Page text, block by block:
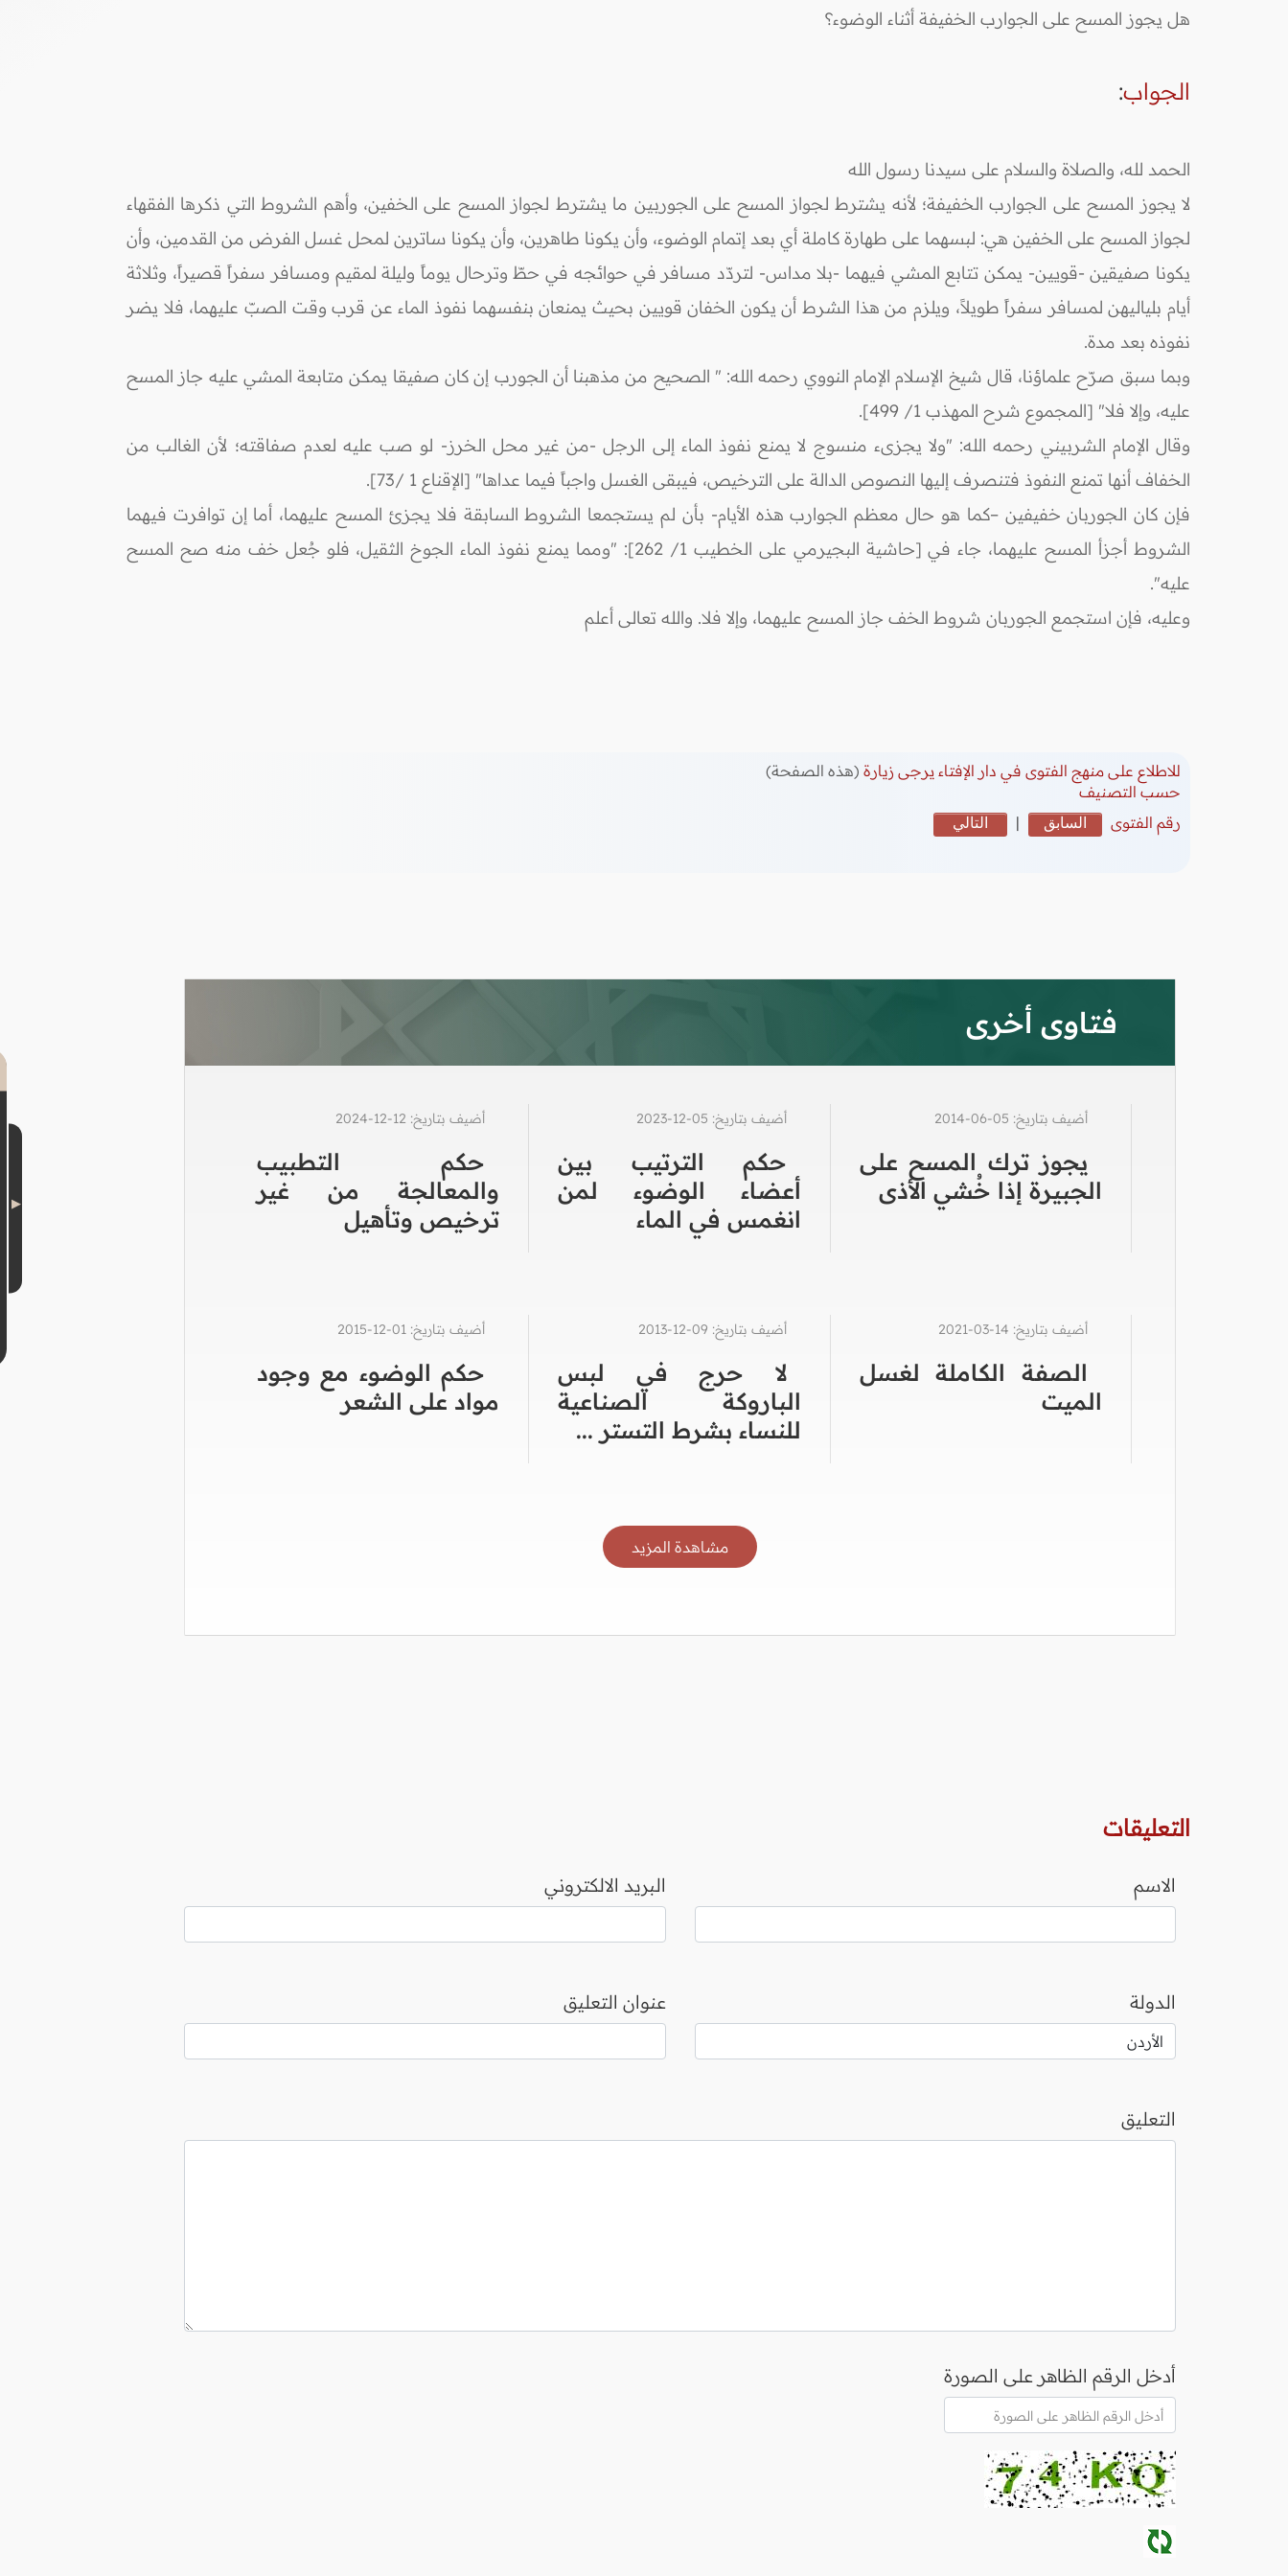
هل يجوز المسح على الجوارب الخفيفة أثناء الوضوء؟
الجواب:
الحمد لله، والصلاة والسلام على سيدنا رسول الله
لا يجوز المسح على الجوارب الخفيفة؛ لأنه يشترط لجواز المسح على الجوربين ما يشترط لجواز المسح على الخفين، وأهم الشروط التي ذكرها الفقهاء
لجواز المسح على الخفين هي: لبسهما على طهارة كاملة أي بعد إتمام الوضوء، وأن يكونا طاهرين، وأن يكونا ساترين لمحل غسل الفرض من القدمين، وأن
يكونا صفيقين -قويين- يمكن تتابع المشي فيهما -بلا مداس- لتردّد مسافر في حوائجه في حطّ وترحال يوماً وليلة لمقيم ومسافر سفراً قصيراً، وثلاثة
أيام بلياليهن لمسافر سفراً طويلاً، ويلزم من هذا الشرط أن يكون الخفان قويين بحيث يمنعان بنفسهما نفوذ الماء عن قرب وقت الصبّ عليهما، فلا يضر
نفوذه بعد مدة.
وبما سبق صرّح علماؤنا، قال شيخ الإسلام الإمام النووي رحمه الله: " الصحيح من مذهبنا أن الجورب إن كان صفيقا يمكن متابعة المشي عليه جاز المسح
عليه، وإلا فلا" [المجموع شرح المهذب 1/ 499].
وقال الإمام الشربيني رحمه الله: "ولا يجزىء منسوج لا يمنع نفوذ الماء إلى الرجل -من غير محل الخرز- لو صب عليه لعدم صفاقته؛ لأن الغالب من
الخفاف أنها تمنع النفوذ فتنصرف إليها النصوص الدالة على الترخيص، فيبقى الغسل واجباً فيما عداها" [الإقناع 1 /73].
فإن كان الجوربان خفيفين –كما هو حال معظم الجوارب هذه الأيام- بأن لم يستجمعا الشروط السابقة فلا يجزئ المسح عليهما، أما إن توافرت فيهما
الشروط أجزأ المسح عليهما، جاء في [حاشية البجيرمي على الخطيب 1/ 262]: "ومما يمنع نفوذ الماء الجوخ الثقيل، فلو جُعل خف منه صح المسح
عليه".
وعليه، فإن استجمع الجوربان شروط الخف جاز المسح عليهما، وإلا فلا. والله تعالى أعلم
للاطلاع على منهج الفتوى في دار الإفتاء يرجى زيارة (هذه الصفحة)
حسب التصنيف
رقم الفتوى
السابق | التالي
فتاوى أخرى
أضيف بتاريخ: 05-06-2014
يجوز ترك المسح على
الجبيرة إذا خُشي الأذى
أضيف بتاريخ: 05-12-2023
حكم الترتيب بين
أعضاء الوضوء لمن
انغمس في الماء
أضيف بتاريخ: 12-12-2024
حكم التطبيب
والمعالجة من غير
ترخيص وتأهيل
أضيف بتاريخ: 14-03-2021
الصفة الكاملة لغسل
الميت
أضيف بتاريخ: 09-12-2013
لا حرج في لبس
الباروكة الصناعية
للنساء بشرط التستر ...
أضيف بتاريخ: 01-12-2015
حكم الوضوء مع وجود
مواد على الشعر
مشاهدة المزيد
التعليقات
الاسم البريد الالكتروني
الدولة عنوان التعليق
التعليق
أدخل الرقم الظاهر على الصورة